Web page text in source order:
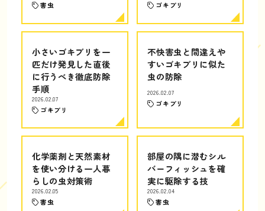
害虫 ゴキブリ
小さいゴキブリを一
匹だけ発見した直後
に行うべき徹底防除
手順
2026.02.07
ゴキブリ
不快害虫と間違えや
すいゴキブリに似た
虫の防除
2026.02.07
ゴキブリ
化学薬剤と天然素材
を使い分ける一人暮
らしの虫対策術
2026.02.05
害虫
部屋の隅に潜むシル
バーフィッシュを確
実に駆除する技
2026.02.04
害虫